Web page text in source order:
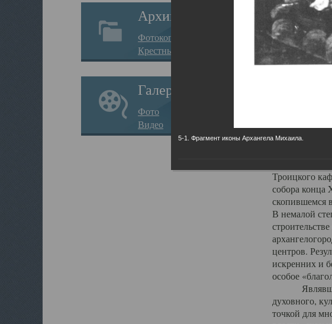
Архив
Фотокопии дел
Крестные ходы
Галерея
Фото
Видео
оставался
второе место,
Один из
портового
заслуженно
иконостас
царскими
собой
шитьем,
поражающий
Троицкого
собора конца
скопившемся
В немалой
центров.
искренних и
особое
духовного,
точкой для
5-1. Фрагмент иконы Архангела Михаила.